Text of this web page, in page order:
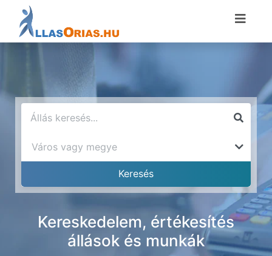
Kereskedelem, értékesítés
állások és munkák